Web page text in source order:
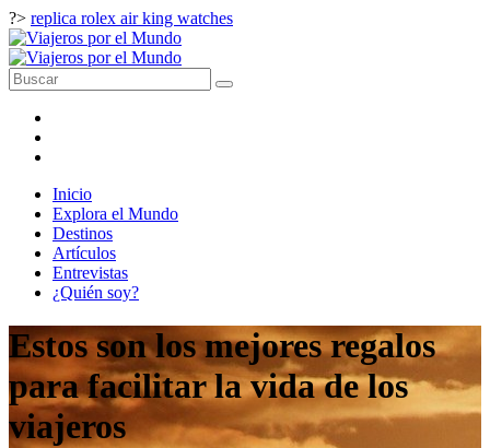
?> replica rolex air king watches
Inicio
Explora el Mundo
Destinos
Artículos
Entrevistas
¿Quién soy?
Estos son los mejores regalos
para facilitar la vida de los
viajeros